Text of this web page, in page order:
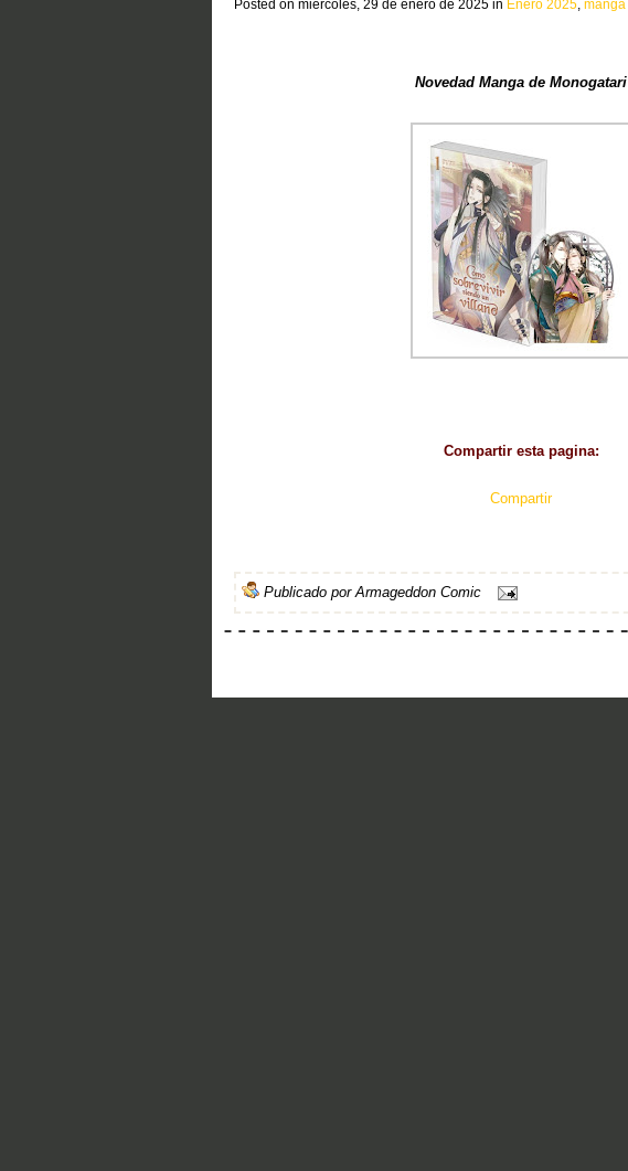
Posted on miércoles, 29 de enero de 2025 in Enero 2025 manga
Novedad Manga de Monogatari
Compartir esta pagina:
Compartir
Publicado porArmageddon Comic